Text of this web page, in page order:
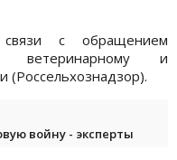
с обращением
ветеринарному и
(Россельхознадзор).
войну - эксперты